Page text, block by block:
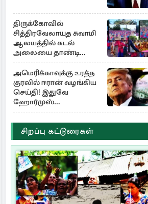
திருக்கோவில்
சித்திரவேலாயுத சுவாமி
ஆலயத்தில் கடல்
அலையை தாண்டி
ஒலித்த மாணவர்களின்
கால் சலங்கை ஓசை
அமெரிக்காவுக்கு உரத்த
குரலில் ஈரான் வழங்கிய
செய்தி! இதுவே
ஹோர்முஸ்
திறப்புக்கான நிபந்தனை
சிறப்பு கட்டுரைகள்